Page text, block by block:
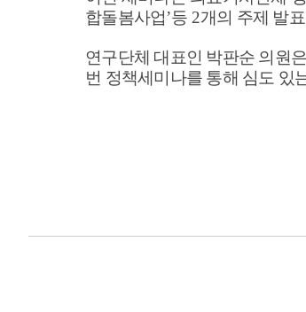
합돌봄사업’등 2개의 주제 발
연구단체 대표인 박판순 의원은
번 정책세미나를 통해 심도 있